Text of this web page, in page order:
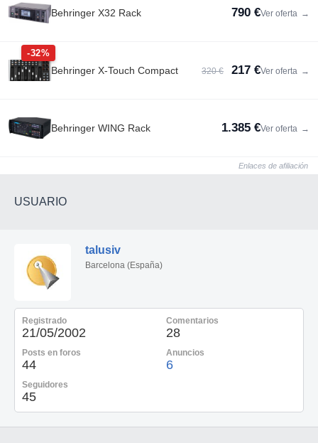
Behringer X32 Rack 790 €Ver oferta →
-32%
Behringer X-Touch Compact 320 € 217 €Ver oferta →
Behringer WING Rack 1.385 €Ver oferta →
Enlaces de afiliación
USUARIO
talusiv
Barcelona (España)
Registrado
21/05/2002
Comentarios
28
Posts en foros
44
Anuncios
6
Seguidores
45